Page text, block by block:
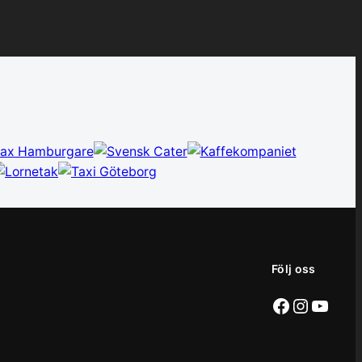
Följ oss
Facebook